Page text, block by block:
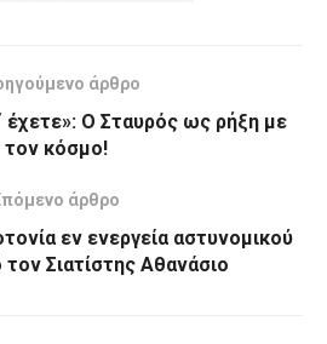
άρθρο
έχετε»: Ο Σταυρός ως ρήξη με
τον κόσμο!
άρθρο
εν ενεργεία αστυνομικού
Σιατίστης Αθανάσιο